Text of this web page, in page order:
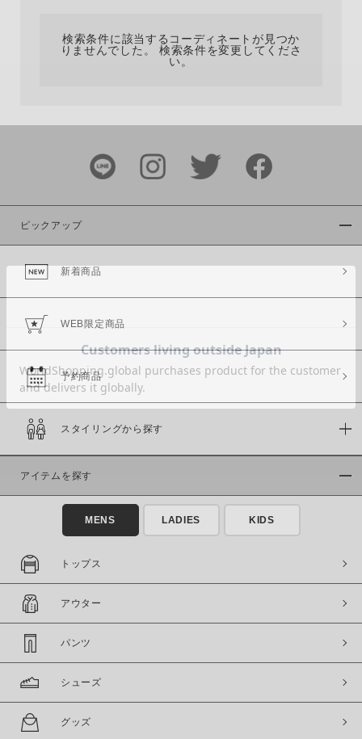
カラー
価格
～
商品タイプ
通常商品 予約商品
在庫
在庫あり 在庫なし含む
検索条件に該当するコーディネートが見つか
りませんでした。 検索条件を変更してくださ
い。
ピックアップ
新着商品
WEB限定商品
予約商品
スタイリングから探す
アイテムを探す
MENS LADIES KIDS
トップス
アウター
パンツ
シューズ
グッズ